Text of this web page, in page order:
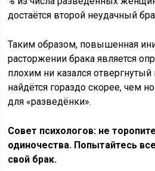
достаётся второй неудачный
Таким образом, повышенная
расторжении брака является
плохим ни казался
найдётся гораздо скорее, чем
для «разведёнки».
Совет психологов: не
одиночества. Попытайтесь
свой брак.